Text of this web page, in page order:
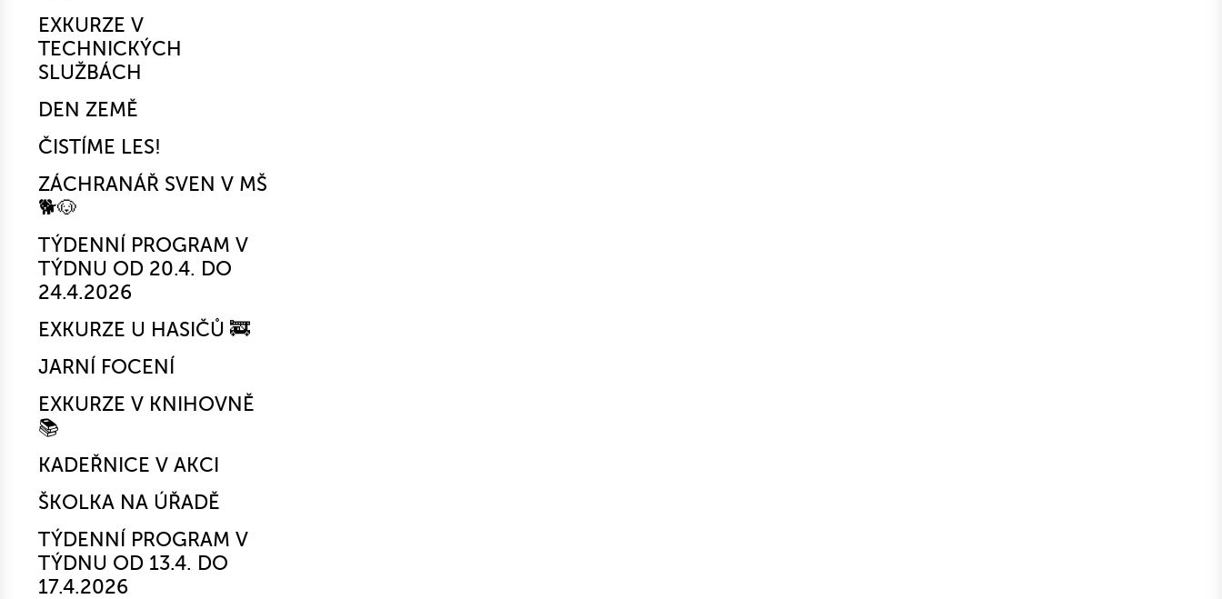
EXKURZE V
TECHNICKÝCH
SLUŽBÁCH
DEN ZEMĚ
ČISTÍME LES!
ZÁCHRANÁŘ SVEN V MŠ
🐕🐶
TÝDENNÍ PROGRAM V
TÝDNU OD 20.4. DO
24.4.2026
EXKURZE U HASIČŮ 🚒
JARNÍ FOCENÍ
EXKURZE V KNIHOVNĚ
📚
KADEŘNICE V AKCI
ŠKOLKA NA ÚŘADĚ
TÝDENNÍ PROGRAM V
TÝDNU OD 13.4. DO
17.4.2026